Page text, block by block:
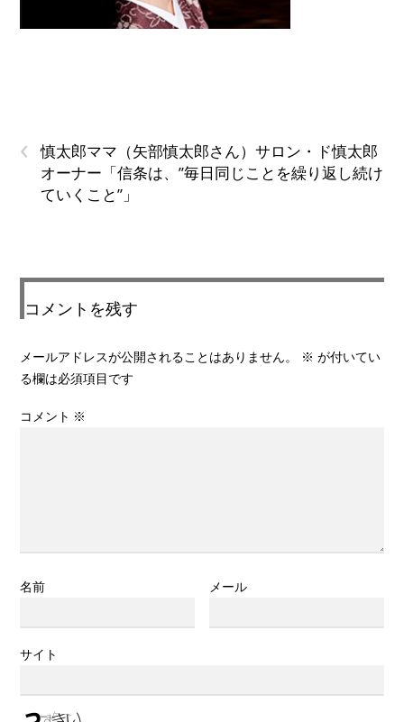
‹
慎太郎ママ（矢部慎太郎さん）サロン・ド慎太郎
オーナー「信条は、”毎日同じことを繰り返し続け
ていくこと”」
コメントを残す
メールアドレスが公開されることはありません。 ※ が付いてい
る欄は必須項目です
コメント ※
名前 メール
サイト